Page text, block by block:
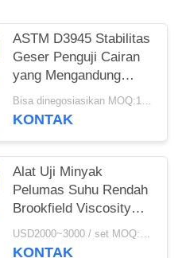
ASTM D3945 Stabilitas
Geser Penguji Cairan
yang Mengandung
Polimer
Bisa dinegosiasikan MOQ:1 set Stabilitas Geser Penguji Cairan yang Mengandung Polimer
KONTAK
Alat Uji Minyak
Pelumas Suhu Rendah
Brookfield Viscosity
Tester
USD2000~3000 / set MOQ:1 Set
KONTAK